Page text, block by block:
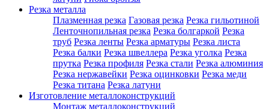
Резка металла
Плазменная резка Газовая резка Резка гильотиной
Ленточнопильная резка Резка болгаркой Резка
труб Резка ленты Резка арматуры Резка листа
Резка балки Резка швеллера Резка уголка Резка
прутка Резка профиля Резка стали Резка алюминия
Резка нержавейки Резка оцинковки Резка меди
Резка титана Резка латуни
Изготовление металлоконструкций
Монтаж металлоконструкций